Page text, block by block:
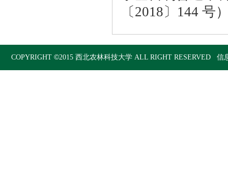
〔2018〕144 号
COPYRIGHT©2015西北农林科技大学 ALL RIGHT RESERVED 信